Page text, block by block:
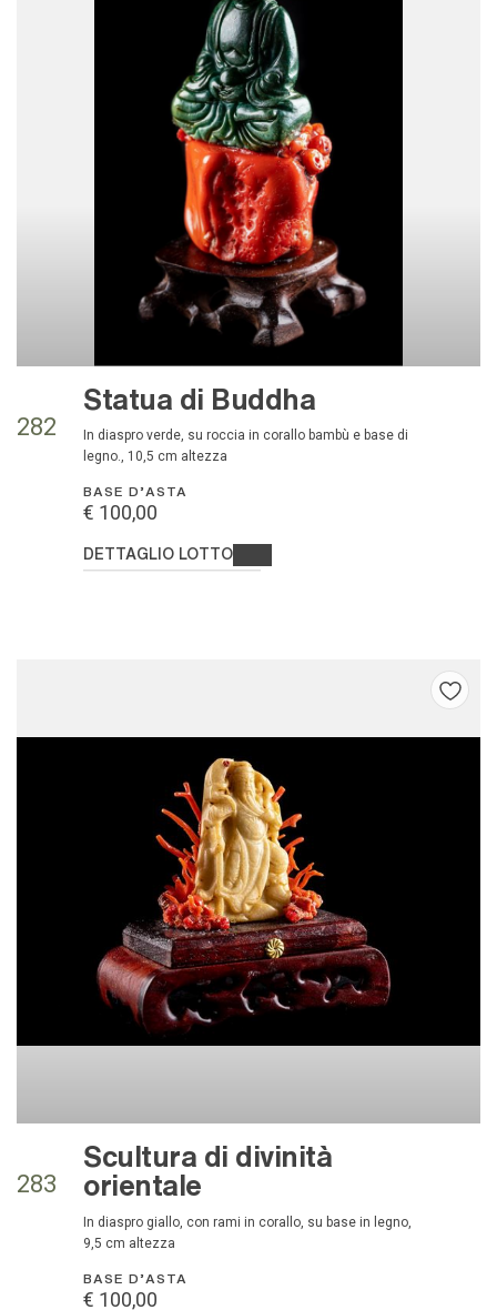
282
Statua di Buddha
legno., 10,5 cm altezza
BASE D'ASTA
€ 100,00
DETTAGLIO LOTTO
283
Scultura di divinità
orientale
in diaspro giallo, con rami in corallo, su base in legno,
9,5 cm altezza
BASE D'ASTA
€ 100,00